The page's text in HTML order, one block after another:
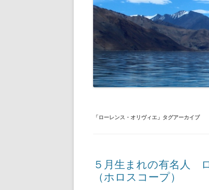
「ローレンス・オリヴィエ 」タグアーカイブ
５月生まれの有名人
（ホロスコープ）